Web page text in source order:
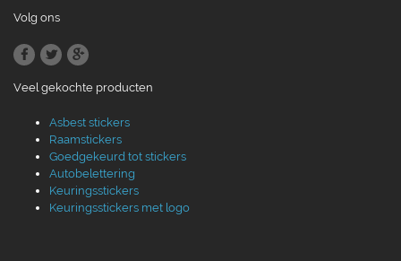
Volg ons
Veel gekochte producten
Asbest stickers
Raamstickers
Goedgekeurd tot stickers
Autobelettering
Keuringsstickers
Keuringsstickers met logo